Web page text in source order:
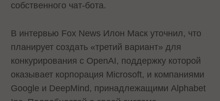
собственного чат-бота.
В интервью Fox News Илон Маск уточнил, что
планирует создать «третий вариант» для
конкурирования с OpenAI, поддержку которой
оказывает корпорация Microsoft, и компаниями
Google и DeepMind, принадлежащими Alphabet